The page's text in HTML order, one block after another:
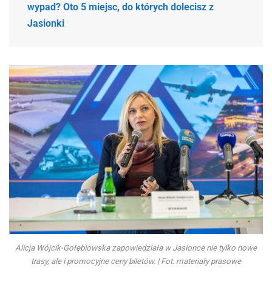
wypad? Oto 5 miejsc, do których dolecisz z
Jasionki
Alicja Wójcik-Gołębiowska zapowiedziała w Jasionce nie tylko nowe
trasy, ale i promocyjne ceny biletów. | Fot. materiały prasowe